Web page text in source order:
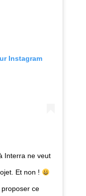
Instagram
Interra ne veut
Et non !
ce